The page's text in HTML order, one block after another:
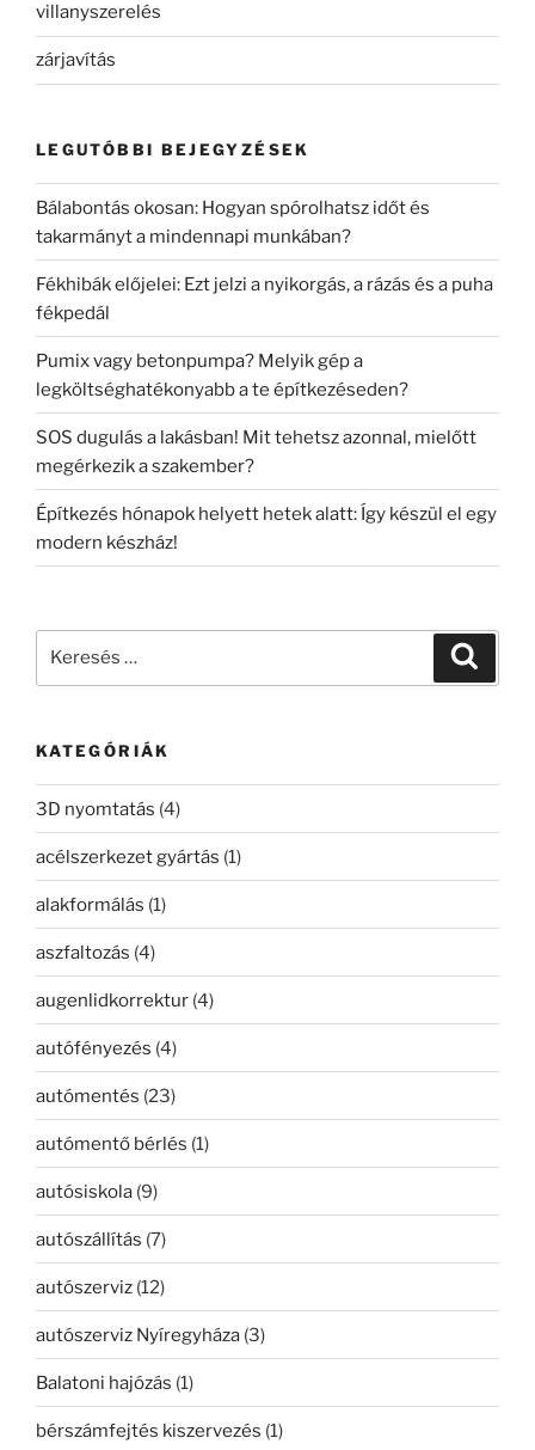
villanyszerelés
zárjavítás
LEGUTÓBBI BEJEGYZÉSEK
Bálabontás okosan: Hogyan spórolhatsz időt és
takarmányt a mindennapi munkában?
Fékhibák előjelei: Ezt jelzi a nyikorgás, a rázás és a puha
fékpedál
Pumix vagy betonpumpa? Melyik gép a
legköltséghatékonyabb a te építkezéseden?
SOS dugulás a lakásban! Mit tehetsz azonnal, mielőtt
megérkezik a szakember?
Építkezés hónapok helyett hetek alatt: Így készül el egy
modern készház!
KATEGÓRIÁK
3D nyomtatás (4)
acélszerkezet gyártás (1)
alakformálás (1)
aszfaltozás (4)
augenlidkorrektur (4)
autófényezés (4)
autómentés (23)
autómentő bérlés (1)
autósiskola (9)
autószállítás (7)
autószerviz (12)
autószerviz Nyíregyháza (3)
Balatoni hajózás (1)
bérszámfejtés kiszervezés (1)